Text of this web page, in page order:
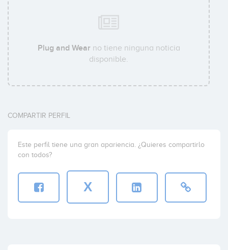
Plug and Wear no tiene ninguna noticia
disponible.
COMPARTIR PERFIL
Este perfil tiene una gran apariencia. ¿Quieres compartirlo
con todos?
X